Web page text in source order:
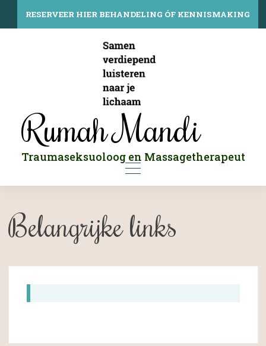
content
RESERVEER HIER BEHANDELING ÓF KENNISMAKING
Rumah Mandi
Traumaseksuoloog en Massagetherapeut
Belangrijke links